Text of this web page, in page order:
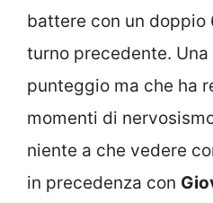
battere con un doppio
turno precedente.
punteggio ma che ha
momenti di
niente a che vedere
in precedenza con